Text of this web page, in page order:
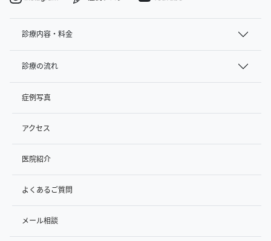
診療内容・料金
診療の流れ
症例写真
アクセス
医院紹介
よくあるご質問
メール相談